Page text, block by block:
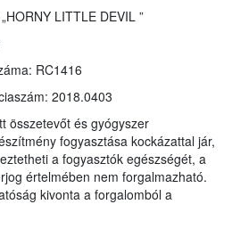
LITTLE DEVIL ”
RC1416
2018.0403
összetevőt és gyógyszer
fogyasztása kockázattal jár,
a fogyasztók egészségét, a
értelmében nem forgalmazható.
kivonta a forgalomból a